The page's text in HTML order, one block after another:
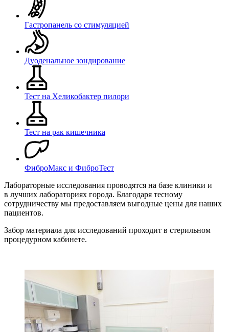
Гастропанель со стимуляцией
Дуоденальное зондирование
Тест на Хеликобактер пилори
Тест на рак кишечника
ФиброМакс и ФиброТест
Лабораторные исследования проводятся на базе клиники и
в лучших лабораториях города. Благодаря тесному
сотрудничеству мы предоставляем выгодные цены для наших
пациентов.
Забор материала для исследований проходит в стерильном
процедурном кабинете.